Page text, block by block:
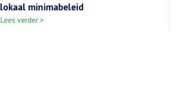
lokaal minimabeleid
Lees verder >